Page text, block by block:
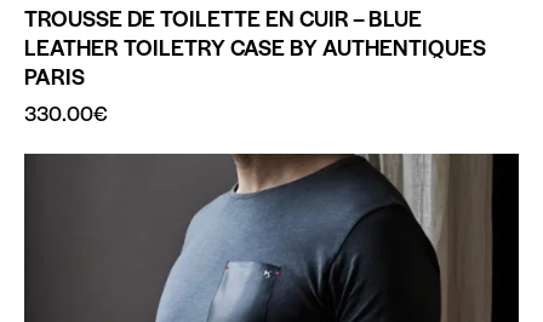
TROUSSE DE TOILETTE EN CUIR – BLUE
LEATHER TOILETRY CASE BY AUTHENTIQUES
PARIS
330.00€